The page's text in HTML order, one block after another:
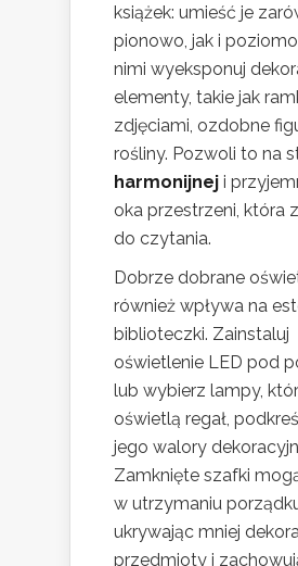
książek: umieść je
pionowo, jak i
nimi wyeksponuj
elementy, takie jak
zdjęciami, ozdobne
rośliny. Pozwoli to na
harmonijnej i
oka przestrzeni, która
do czytania.
Dobrze dobrane
również wpływa na
biblioteczki. Zainstaluj
oświetlenie LED pod
lub wybierz lampy,
oświetlą regał,
jego walory
Zamknięte szafki
w utrzymaniu
ukrywając mniej
przedmioty i